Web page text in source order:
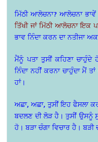
ਮਿੱਠੀ ਆਲੋਚਨਾ? ਆਲੋਚਨਾ ਭਾਵੇਂ
ਤਿੱਖੀ ਜਾਂ ਮਿੱਠੀ ਆਲੋਚਨਾ ਇਕ
ਭਾਵ ਨਿੰਦਾ ਕਰਨ ਦਾ ਨਤੀਜਾ
ਮੈਂਨੂੰ ਪਤਾ ਤੁਸੀਂ ਕਹਿਣਾ
ਨਿੰਦਾ ਨਹੀਂਂ ਕਰਨਾ ਚਾਹੁੰਦਾ ਮੈਂ
ਹਾਂ।
ਅਛਾ, ਅਛਾ, ਤੁਸੀਂ ਇਹ ਫੈਸਲਾ
ਬਦਲਣ ਦੀ ਲੋੜ ਹੈ। ਤੁਸੀਂ ਉਸਨੂੰ
ਹੋ। ਬੜਾ ਚੰਗਾ ਵਿਚਾਰ ਹੈ।